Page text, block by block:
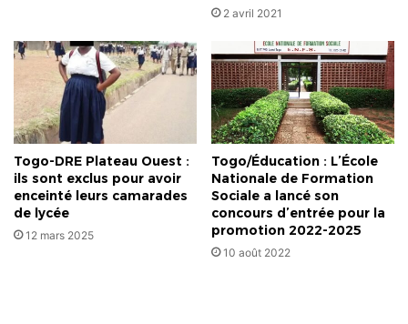
2 avril 2021
Togo-DRE Plateau Ouest :
ils sont exclus pour avoir
enceinté leurs camarades
de lycée
12 mars 2025
Togo/Éducation : L’École
Nationale de Formation
Sociale a lancé son
concours d’entrée pour la
promotion 2022-2025
10 août 2022